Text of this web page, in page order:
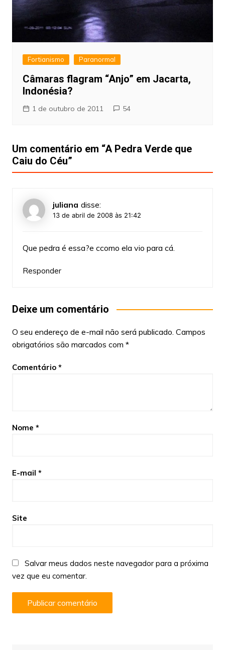
Fortianismo Paranormal
Câmaras flagram “Anjo” em Jacarta,
Indonésia?
1 de outubro de 2011 54
Um comentário em “A Pedra Verde que
Caiu do Céu”
juliana disse:
13 de abril de 2008 às 21:42
Que pedra é essa?e ccomo ela vio para cá.
Responder
Deixe um comentário
O seu endereço de e-mail não será publicado. Campos
obrigatórios são marcados com *
Comentário *
Nome *
E-mail *
Site
Salvar meus dados neste navegador para a próxima
vez que eu comentar.